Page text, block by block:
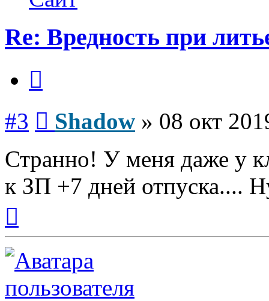
Re: Вредность при
#3 Shadow » 08 окт
Странно! У меня даже у
к ЗП +7 дней отпуска....
началу